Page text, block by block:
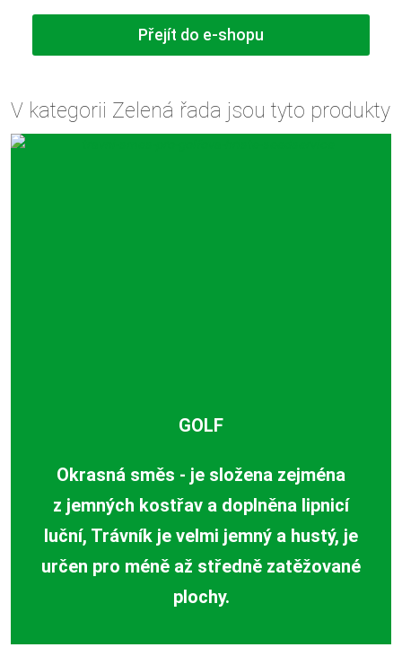
Přejít do e-shopu
V kategorii Zelená řada jsou tyto produkty
GOLF
Okrasná směs - je složena zejména
z jemných kostřav a doplněna lipnicí
luční, Trávník je velmi jemný a hustý, je
určen pro méně až středně zatěžované
plochy.